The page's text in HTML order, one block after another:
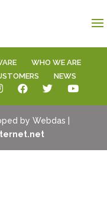
WHO WE ARE
NEWS
by Webdas |